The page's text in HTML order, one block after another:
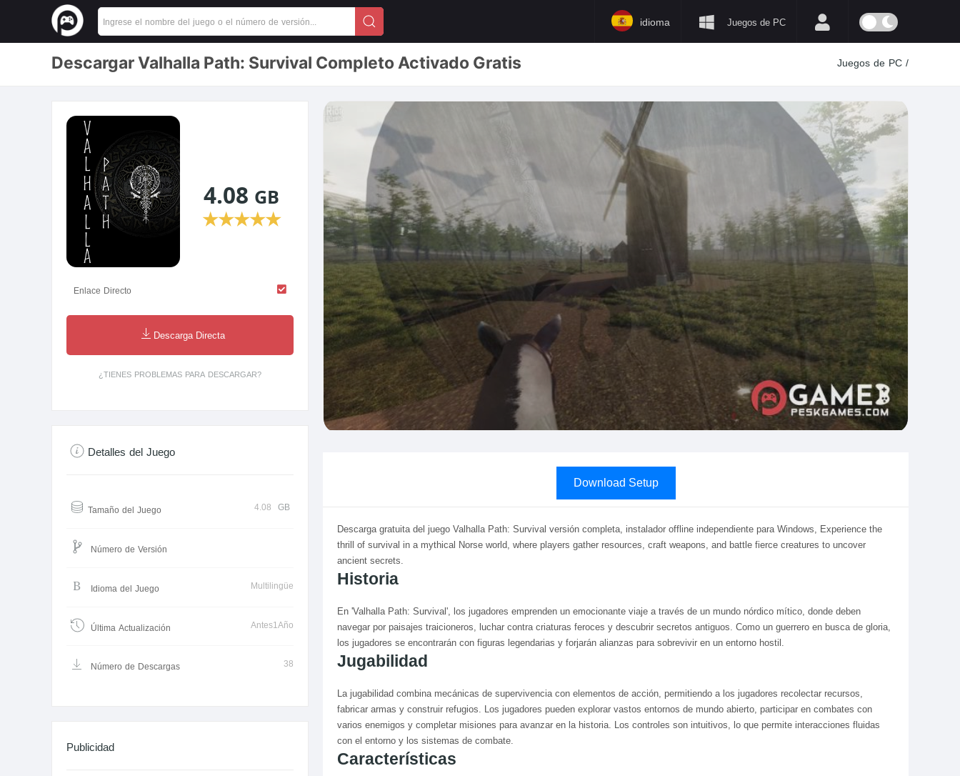
Juegos de PC
idioma
Descargar Valhalla Path: Survival Completo Activado Gratis Juegos de PC/
Download Setup
Descarga gratuita del juego Valhalla Path: Survival versión completa, instalador offline independiente para Windows, Experience the
thrill of survival in a mythical Norse world, where players gather resources, craft weapons, and battle fierce creatures to uncover
ancient secrets.
Historia
En 'Valhalla Path: Survival', los jugadores emprenden un emocionante viaje a través de un mundo nórdico mítico, donde deben
navegar por paisajes traicioneros, luchar contra criaturas feroces y descubrir secretos antiguos. Como un guerrero en busca de gloria,
los jugadores se encontrarán con figuras legendarias y forjarán alianzas para sobrevivir en un entorno hostil.
Jugabilidad
La jugabilidad combina mecánicas de supervivencia con elementos de acción, permitiendo a los jugadores recolectar recursos,
fabricar armas y construir refugios. Los jugadores pueden explorar vastos entornos de mundo abierto, participar en combates con
varios enemigos y completar misiones para avanzar en la historia. Los controles son intuitivos, lo que permite interacciones fluidas
con el entorno y los sistemas de combate.
Características
4.08 GB
★★★★★
Enlace Directo
Descarga Directa
¿TIENES PROBLEMAS PARA DESCARGAR?
Detalles del Juego
Tamaño del Juego 4.08 GB
Número de Versión
Idioma del Juego Multilingüe
Última Actualización Antes1Año
Número de Descargas 38
Publicidad